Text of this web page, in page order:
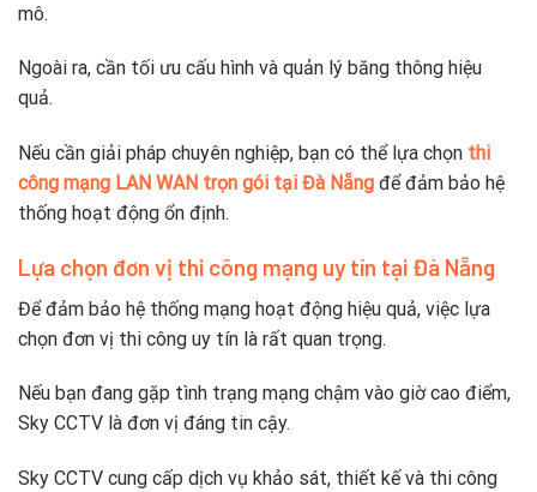
mô.
Ngoài ra, cần tối ưu cấu hình và quản lý băng thông hiệu
quả.
Nếu cần giải pháp chuyên nghiệp, bạn có thể lựa chọn thi
công mạng LAN WAN trọn gói tại Đà Nẵng để đảm bảo hệ
thống hoạt động ổn định.
Lựa chọn đơn vị thi công mạng uy tín tại Đà Nẵng
Để đảm bảo hệ thống mạng hoạt động hiệu quả, việc lựa
chọn đơn vị thi công uy tín là rất quan trọng.
Nếu bạn đang gặp tình trạng mạng chậm vào giờ cao điểm,
Sky CCTV là đơn vị đáng tin cậy.
Sky CCTV cung cấp dịch vụ khảo sát, thiết kế và thi công